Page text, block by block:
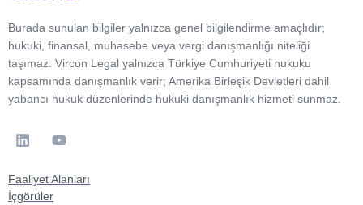
Burada sunulan bilgiler yalnızca genel bilgilendirme amaçlıdır;
hukuki, finansal, muhasebe veya vergi danışmanlığı niteliği
taşımaz. Vircon Legal yalnızca Türkiye Cumhuriyeti hukuku
kapsamında danışmanlık verir; Amerika Birleşik Devletleri dahil
yabancı hukuk düzenlerinde hukuki danışmanlık hizmeti sunmaz.
Faaliyet Alanları
İçgörüler